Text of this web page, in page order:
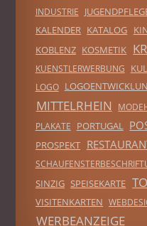
INDUSTRIE
KALENDER KATALOG
KOBLENZ KOSMETIK
KUENSTLERWERBUNG
LOGO
MITTELRHEIN
PLAKATE PORTUGAL
PROSPEKT
SINZIG SPEISEKARTE
VISITENKARTEN
WERBEANZEIGE